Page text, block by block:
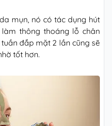
mụn, nó có tác dụng hút
thông thoáng lỗ chân
đắp mặt 2 lần cũng sẽ
tốt hơn.